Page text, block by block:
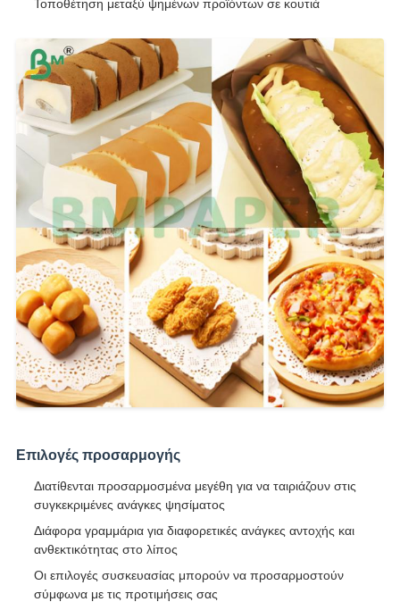
Τοποθέτηση μεταξύ ψημένων προϊόντων σε κουτιά
Επιλογές προσαρμογής
Διατίθενται προσαρμοσμένα μεγέθη για να ταιριάζουν στις
συγκεκριμένες ανάγκες ψησίματος
Διάφορα γραμμάρια για διαφορετικές ανάγκες αντοχής και
ανθεκτικότητας στο λίπος
Οι επιλογές συσκευασίας μπορούν να προσαρμοστούν
σύμφωνα με τις προτιμήσεις σας